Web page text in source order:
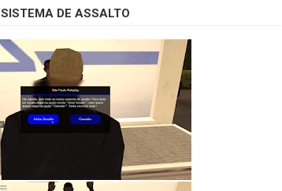
SISTEMA DE ASSALTO